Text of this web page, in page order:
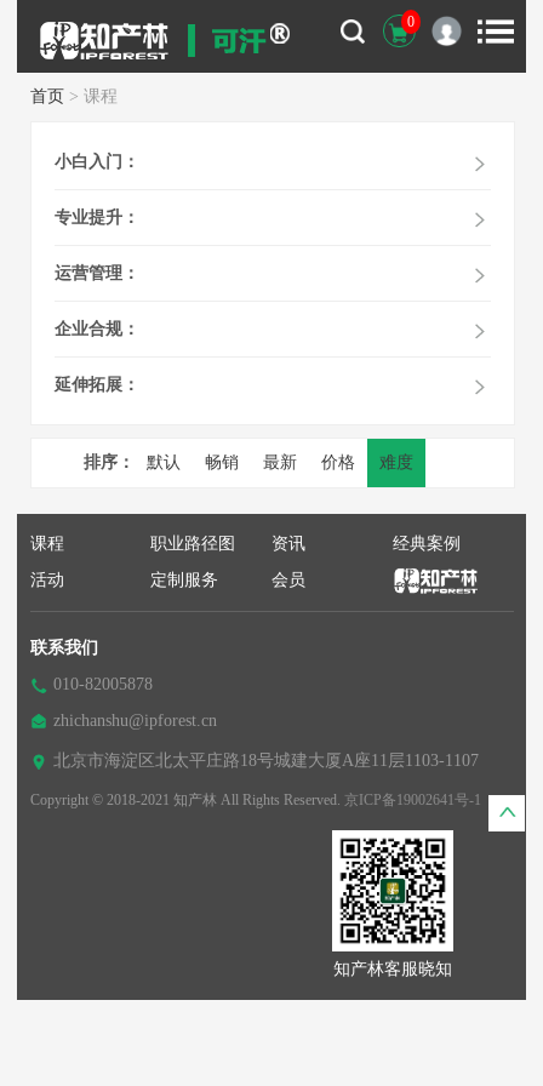
0
首页 > 课程
小白入门：
专业提升：
运营管理：
企业合规：
延伸拓展：
排序： 默认 畅销 最新 价格 难度
课程 职业路径图 资讯
经典案例
活动
定制服务 会员
联系我们
010-82005878
zhichanshu@ipforest.cn
北京市海淀区北太平庄路18号城建大厦A座11层1103-1107
Copyright © 2018-2021 知产林 All Rights Reserved. 京ICP备19002641号-1
知产林客服晓知